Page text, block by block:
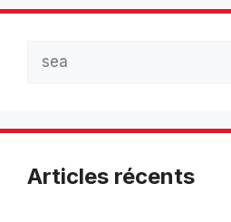
Articles récents